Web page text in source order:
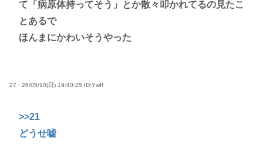
て「病原体持ってそう」とか散々叩かれてるの見たこ
とあるで
ほんまにかわいそうやった
27 : 26/05/10(日) 19:40:25 ID:YwIf
>>21
どうせ嘘